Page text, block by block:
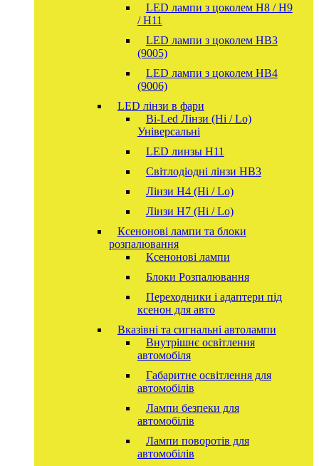
LED лампи з цоколем H8 / H9
/ H11
LED лампи з цоколем HB3
(9005)
LED лампи з цоколем HB4
(9006)
LED лінзи в фари
Bi-Led Лінзи (Hi / Lo)
Універсальні
LED линзы H11
Світлодіодні лінзи HB3
Лінзи Н4 (Hi / Lo)
Лінзи Н7 (Hi / Lo)
Ксенонові лампи та блоки
розпалювання
Ксенонові лампи
Блоки Розпалювання
Переходники і адаптери під
ксенон для авто
Вказівні та сигнальні автолампи
Внутрішнє освітлення
автомобіля
Габаритне освітлення для
автомобілів
Лампи безпеки для
автомобілів
Лампи поворотів для
автомобілів